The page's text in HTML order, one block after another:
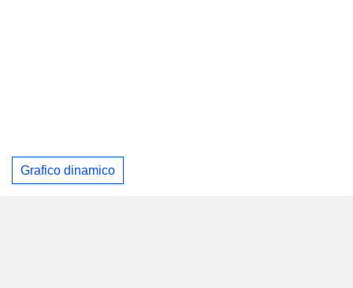
Grafico dinamico